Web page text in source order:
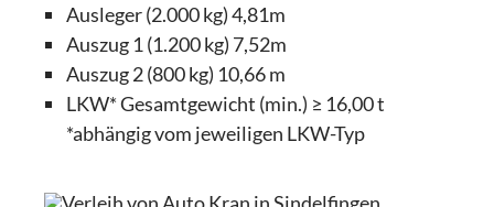
Ausleger (2.000 kg) 4,81m
Auszug 1 (1.200 kg) 7,52m
Auszug 2 (800 kg) 10,66 m
LKW* Gesamtgewicht (min.) ≥ 16,00 t
*abhängig vom jeweiligen LKW-Typ